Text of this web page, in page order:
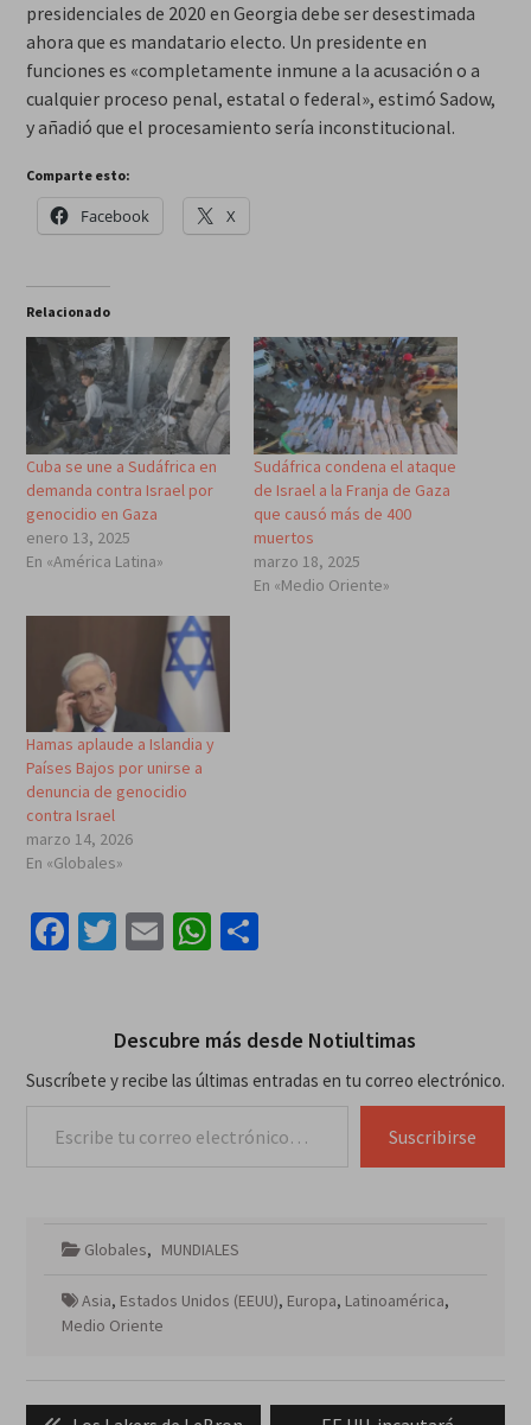
presidenciales de 2020 en Georgia debe ser desestimada
ahora que es mandatario electo. Un presidente en
funciones es «completamente inmune a la acusación o a
cualquier proceso penal, estatal o federal», estimó Sadow,
y añadió que el procesamiento sería inconstitucional.
Comparte esto:
Facebook X
Relacionado
Cuba se une a Sudáfrica en
demanda contra Israel por
genocidio en Gaza
enero 13, 2025
En «América Latina»
Sudáfrica condena el ataque
de Israel a la Franja de Gaza
que causó más de 400
muertos
marzo 18, 2025
En «Medio Oriente»
Hamas aplaude a Islandia y
Países Bajos por unirse a
denuncia de genocidio
contra Israel
marzo 14, 2026
En «Globales»
Facebook
Twitter
EmailWhatsApp
Compartir
Descubre más desde Notiultimas
Suscríbete y recibe las últimas entradas en tu correo electrónico.
Suscribirse
Globales, MUNDIALES
Asia, Estados Unidos (EEUU), Europa, Latinoamérica,
Medio Oriente
Navegación